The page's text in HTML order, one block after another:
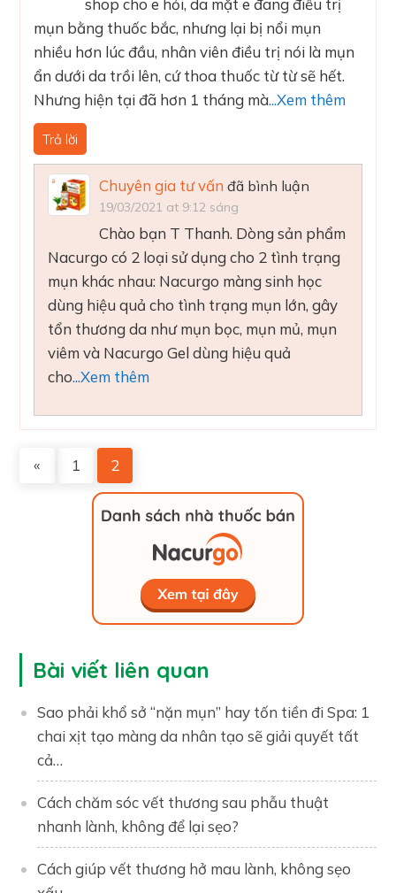
mụn bằng thuốc bắc, nhưng lại bị nổi mụn
nhiều hơn lúc đầu, nhân viên điều trị nói là mụn
ẩn dưới da trồi lên, cứ thoa thuốc từ từ sẽ hết.
Nhưng hiện tại đã hơn 1 tháng mà...Xem thêm
Trả lời
Chuyên gia tư vấn đã bình luận
19/03/2021 at 9:12 sáng
Chào bạn T Thanh. Dòng sản phẩm
Nacurgo có 2 loại sử dụng cho 2 tình trạng
mụn khác nhau: Nacurgo màng sinh học
dùng hiệu quả cho tình trạng mụn lớn, gây
tổn thương da như mụn bọc, mụn mủ, mụn
viêm và Nacurgo Gel dùng hiệu quả
cho...Xem thêm
« 1 2
Bài viết liên quan
Sao phải khổ sở “nặn mụn” hay tốn tiền đi Spa: 1
chai xịt tạo màng da nhân tạo sẽ giải quyết tất
cả…
Cách chăm sóc vết thương sau phẫu thuật
nhanh lành, không để lại sẹo?
Cách giúp vết thương hở mau lành, không sẹo